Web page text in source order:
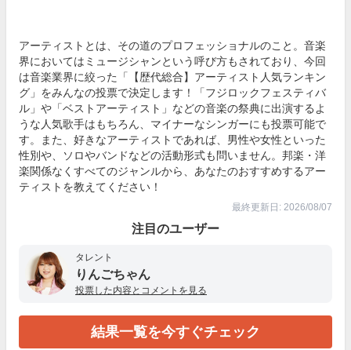
アーティストとは、その道のプロフェッショナルのこと。音楽
界においてはミュージシャンという呼び方もされており、今回
は音楽業界に絞った「【歴代総合】アーティスト人気ランキン
グ」をみんなの投票で決定します！「フジロックフェスティバ
ル」や「ベストアーティスト」などの音楽の祭典に出演するよ
うな人気歌手はもちろん、マイナーなシンガーにも投票可能で
す。また、好きなアーティストであれば、男性や女性といった
性別や、ソロやバンドなどの活動形式も問いません。邦楽・洋
楽関係なくすべてのジャンルから、あなたのおすすめするアー
ティストを教えてください！
最終更新日: 2026/08/07
注目のユーザー
タレント
りんごちゃん
投票した内容とコメントを見る
結果一覧を今すぐチェック